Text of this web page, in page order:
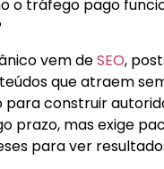
o tráfego pago
vem deSEO,
que atraem
para construir
prazo, mas exige
para ver